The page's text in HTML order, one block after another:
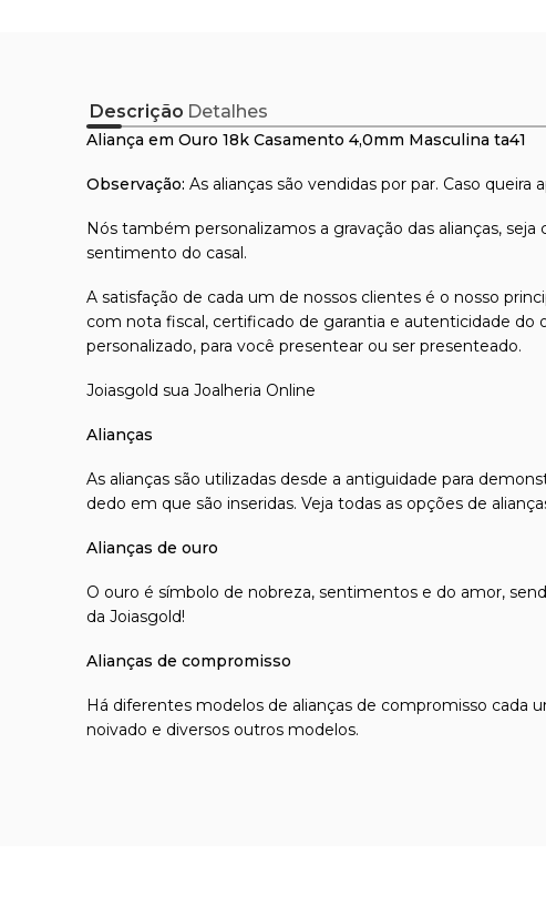
Descrição Detalhes
Aliança em Ouro 18k Casamento 4,0mm Masculina ta41
Observação: As alianças são vendidas por par. Caso
Nós também personalizamos a gravação das alianças,
sentimento do casal.
A satisfação de cada um de nossos clientes é o nosso
com nota fiscal, certificado de garantia e autenticidade do
personalizado, para você presentear ou ser presenteado.
Joiasgold sua Joalheria Online
Alianças
As alianças são utilizadas desde a antiguidade para
dedo em que são inseridas. Veja todas as opções de
Alianças de ouro
O ouro é símbolo de nobreza, sentimentos e do amor,
da Joiasgold!
Alianças de compromisso
Há diferentes modelos de alianças de compromisso cada
noivado e diversos outros modelos.